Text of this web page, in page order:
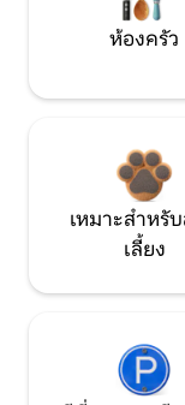
ห้องครัว
เหมาะสำหรั
เลี้ยง